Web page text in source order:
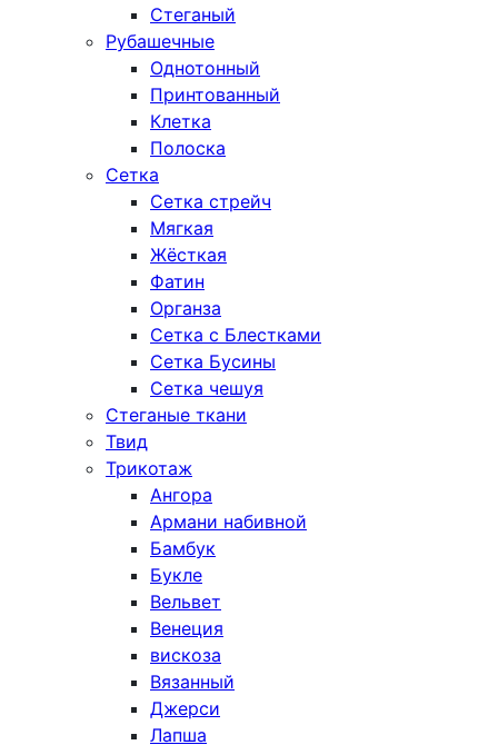
Стеганый
Рубашечные
Однотонный
Принтованный
Клетка
Полоска
Сетка
Сетка стрейч
Мягкая
Жёсткая
Фатин
Органза
Сетка с Блестками
Сетка Бусины
Сетка чешуя
Стеганые ткани
Твид
Трикотаж
Ангора
Армани набивной
Бамбук
Букле
Вельвет
Венеция
вискоза
Вязанный
Джерси
Лапша